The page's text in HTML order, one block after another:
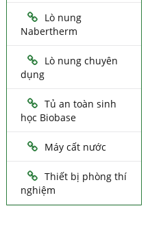
Lò nung
Nabertherm
Lò nung chuyên
dụng
Tủ an toàn sinh
học Biobase
Máy cất nước
Thiết bị phòng thí
nghiệm